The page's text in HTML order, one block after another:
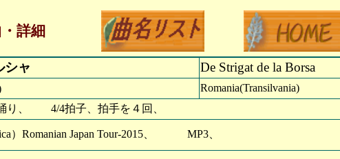
詳細
シャ De Strigat de la Borsa
Romania(Transilvania)
り、 4/4拍子、拍手を４回、
）Romanian Japan Tour-2015、 MP3、